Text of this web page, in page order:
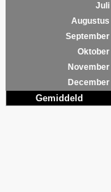
Juli
Augustus
September
Oktober
November
December
Gemiddeld